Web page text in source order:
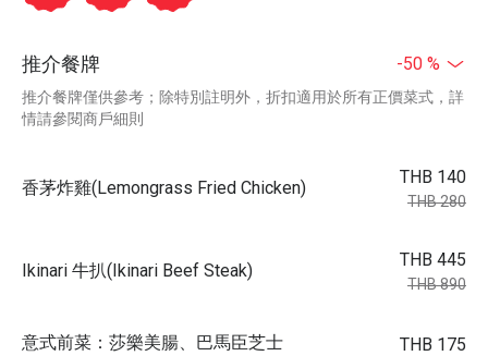
推介餐牌 -50 %
推介餐牌僅供參考；除特別註明外，折扣適用於所有正價菜式，詳
情請參閱商戶細則
香茅炸雞(Lemongrass Fried Chicken)
THB 140
THB 280
Ikinari 牛扒(Ikinari Beef Steak)
THB 445
THB 890
意式前菜：莎樂美腸、巴馬臣芝士
THB 175